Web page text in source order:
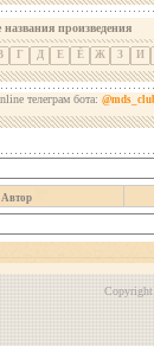
произведения
Г Д Е Ё Ж З И
телеграм бота:
Автор